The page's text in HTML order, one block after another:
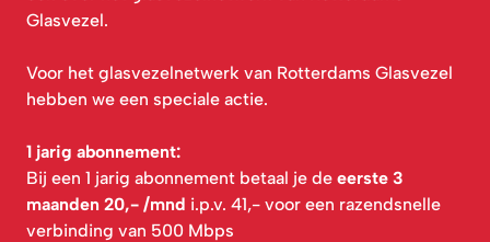
Glasvezel.
Voor het glasvezelnetwerk van Rotterdams Glasvezel
hebben we een speciale actie.
1 jarig abonnement:
Bij een 1 jarig abonnement betaal je de eerste 3
maanden 20,- /mnd i.p.v. 41,- voor een razendsnelle
verbinding van 500 Mbps